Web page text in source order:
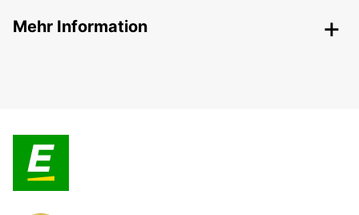
Mehr Information